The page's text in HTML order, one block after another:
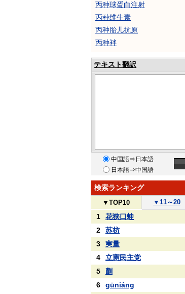
丙种球蛋白注射
丙种维生素
丙种胎儿抗原
丙种袢
テキスト翻訳
中国語⇒日本語
日本語⇒中国語
検索ランキング
▼ TOP10 ▼ 11～20
1
花狭口蛙
2
苏枋
3
実量
4
立憲民主党
5
蒯
6
gūniáng